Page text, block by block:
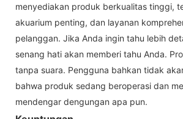
menyediakan produk berkualitas tinggi,
akuarium penting, dan layanan
pelanggan. Jika Anda ingin tahu lebih
senang hati akan memberi tahu Anda.
tanpa suara. Pengguna bahkan tidak
bahwa produk sedang beroperasi dan
mendengar dengungan apa pun.